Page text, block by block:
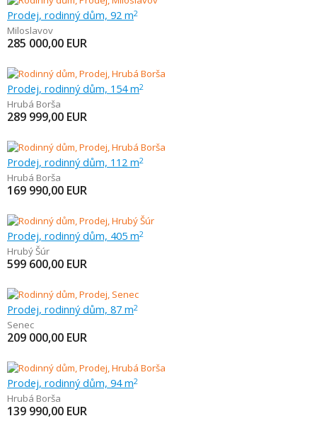
Prodej, rodinný dům, 92 m2
Miloslavov
285 000,00 EUR
Prodej, rodinný dům, 154 m2
Hrubá Borša
289 999,00 EUR
Prodej, rodinný dům, 112 m2
Hrubá Borša
169 990,00 EUR
Prodej, rodinný dům, 405 m2
Hrubý Šúr
599 600,00 EUR
Prodej, rodinný dům, 87 m2
Senec
209 000,00 EUR
Prodej, rodinný dům, 94 m2
Hrubá Borša
139 990,00 EUR